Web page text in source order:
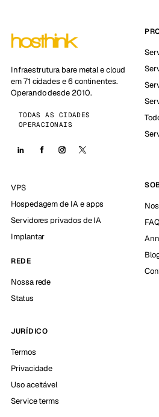
Infraestrutura bare metal e cloud
em 71 cidades e 6 continentes.
Operando desde 2010.
TODAS AS CIDADES
OPERACIONAIS
VPS
Hospedagem de IA e apps
Servidores privados de IA
Implantar
REDE
Nossa rede
Status
FAQ
JURÍDICO
Termos
Privacidade
Uso aceitável
Service terms